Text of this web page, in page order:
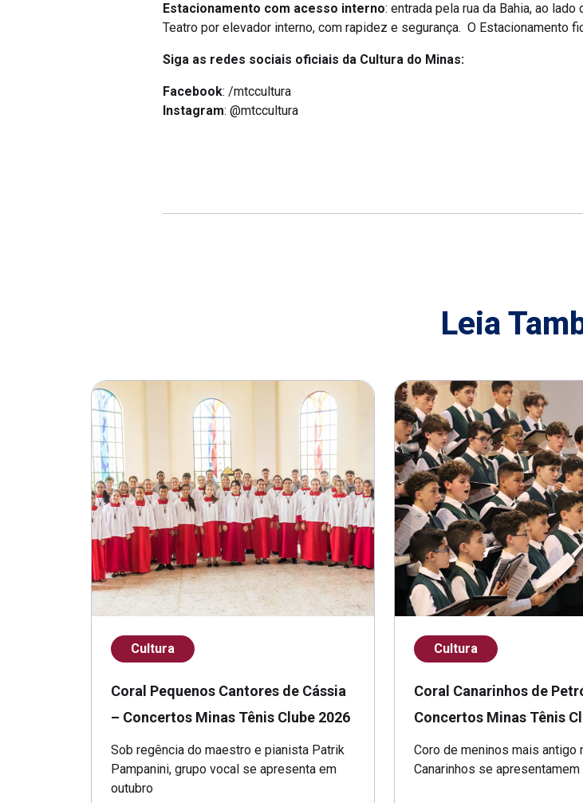
Estacionamento com acesso interno: entrada pela rua da Bahia, ao
Teatro por elevador interno, com rapidez e segurança. O Estacionamento
Siga as redes sociais oficiais da Cultura do Minas:
Facebook: /mtccultura
Instagram: @mtccultura
Leia
Cultura
Coral Pequenos Cantores de Cássia
– Concertos Minas Tênis Clube 2026
Sob regência do maestro e pianista Patrik
Pampanini, grupo vocal se apresenta em
outubro
Cultura
Coral Canarinhos de
Concertos Minas Tênis
Coro de meninos mais antigo
Canarinhos se